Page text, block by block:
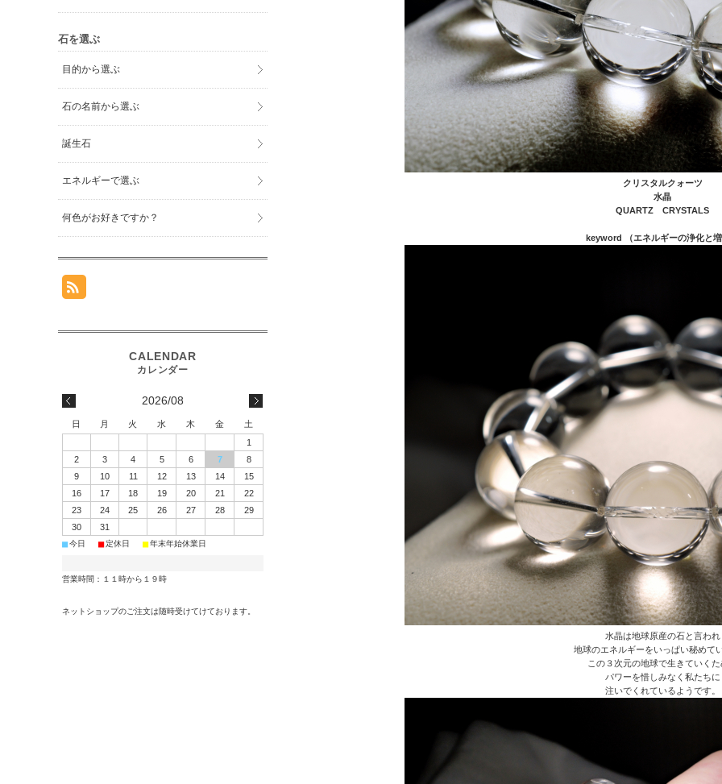
クリスタルクォーツ
水晶
QUARTZ CRYSTALS
keyword （エネルギーの浄化と
水晶は地球原産の石と言われ
地球のエネルギーをいっぱい秘めて
この３次元の地球で生きていくた
パワーを惜しみなく私たちに
注いでくれているようです。
石を選ぶ
目的から選ぶ
石の名前から選ぶ
誕生石
エネルギーで選ぶ
何色がお好きですか？
2026/08
日 月 火 水 木 金
土
1
2
3 4 5 6 7
8
9
10 11 12 13 14
15
16
17 18 19 20 21
22
23
24 25 26 27 28
29
30
31
■今日 ■定休日 ■年末年始休業日
営業時間：１１時から１９時
ネットショップのご注文は随時受けてけております。